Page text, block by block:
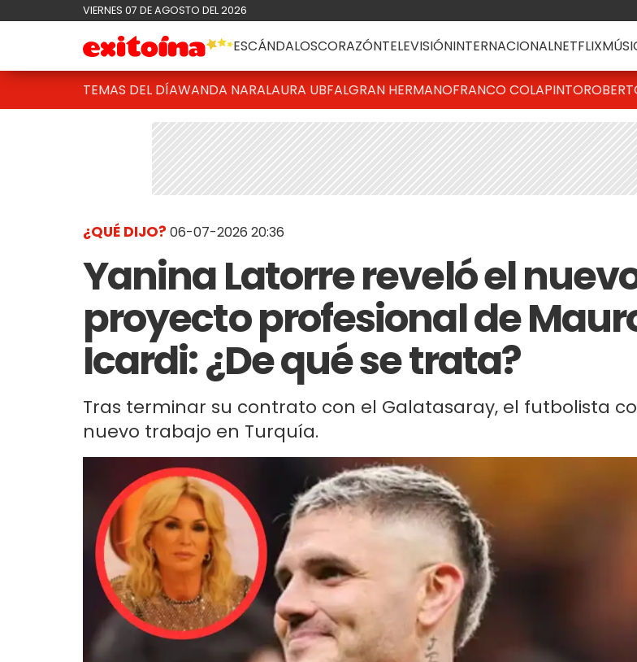
VIERNES 07 DE AGOSTO DEL 2026
ESCÁNDALOSCORAZÓNTELEVISIÓNINTERNACIONALNETFLIX
TEMAS DEL DÍAWANDA NARALAURA UBFALGRAN HERMANOFRANCO COLAPINTO
¿QUÉ DIJO? 06-07-2026 20:36
Yanina Latorre reveló el
proyecto profesional de
Icardi: ¿De qué se trata?
Tras terminar su contrato con el Galatasaray, el futbolista
nuevo trabajo en Turquía.